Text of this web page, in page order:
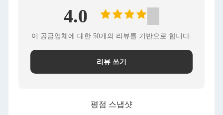
4.0
이 공급업체에 대한 50개의 리뷰를 기반으로 합니다.
리뷰 쓰기
평점 스냅샷